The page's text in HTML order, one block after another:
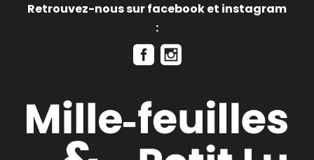
Retrouvez-nous sur facebook et instagram
: